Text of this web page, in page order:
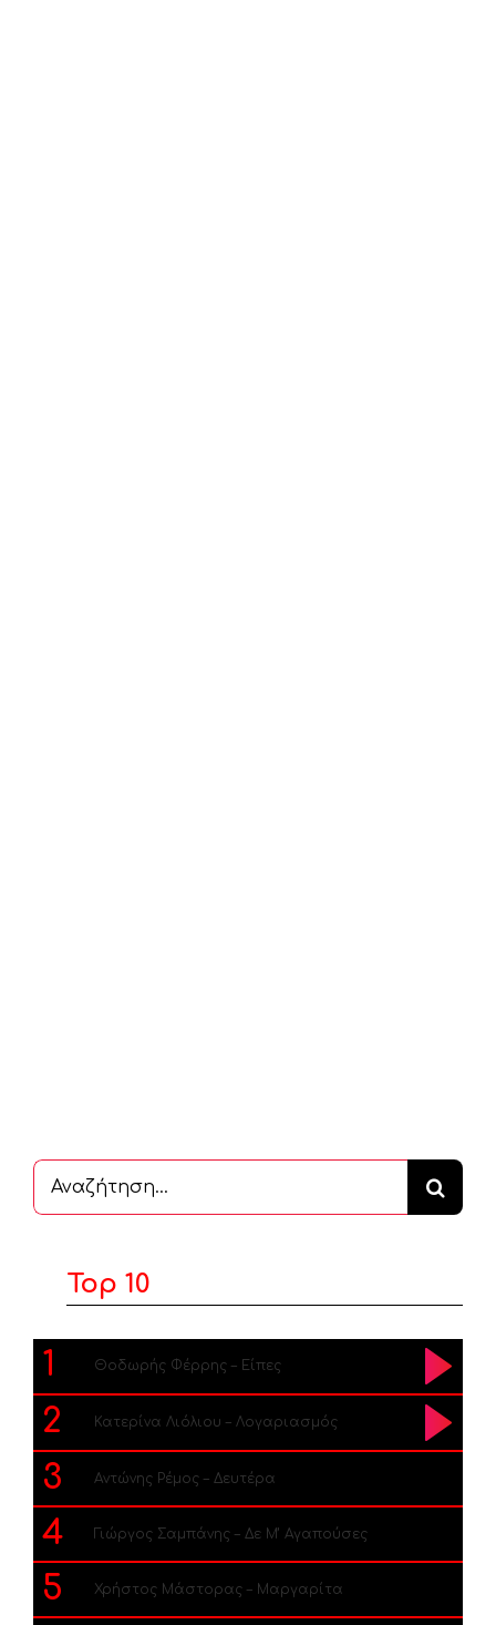
Αναζήτηση
...
Top 10
1 Θοδωρής Φέρρης – Είπες
2 Κατερίνα Λιόλιου – Λογαριασμός
3 Αντώνης Ρέμος – Δευτέρα
4 Γιώργος Σαμπάνης – Δε Μ’ Αγαπούσες
5 Χρήστος Μάστορας – Μαργαρίτα